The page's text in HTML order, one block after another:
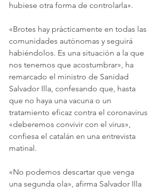
hubiese otra forma de controlarla».
«Brotes hay prácticamente en todas las
comunidades autónomas y seguirá
habiéndolos. Es una situación a la que
nos tenemos que acostumbrar», ha
remarcado el ministro de Sanidad
Salvador Illa, confesando que, hasta
que no haya una vacuna o un
tratamiento eficaz contra el coronavirus
«deberemos convivir con el virus»,
confiesa el catalán en una entrevista
matinal.
«No podemos descartar que venga
una segunda ola», afirma Salvador Illa